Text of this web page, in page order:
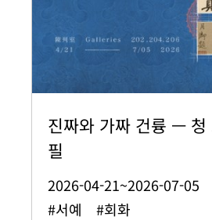
진짜와 가짜 건륭 — 청
필
2026-04-21~2026-07-05
#서예 #회화